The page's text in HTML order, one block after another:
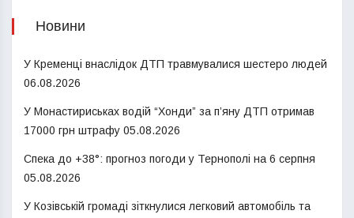
Новини
У Кременці внаслідок ДТП травмувалися шестеро людей
06.08.2026
У Монастириськах водій “Хонди” за п’яну ДТП отримав
17000 грн штрафу 05.08.2026
Спека до +38°: прогноз погоди у Тернополі на 6 серпня
05.08.2026
У Козівській громаді зіткнулися легковий автомобіль та